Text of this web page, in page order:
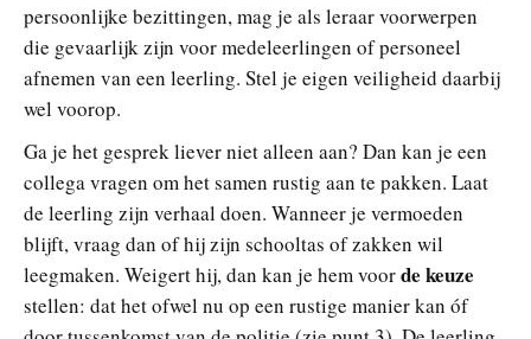
persoonlijke bezittingen, mag je als leraar voorwerpen
die gevaarlijk zijn voor medeleerlingen of personeel
afnemen van een leerling. Stel je eigen veiligheid daarbij
wel voorop.
Ga je het gesprek liever niet alleen aan? Dan kan je een
collega vragen om het samen rustig aan te pakken. Laat
de leerling zijn verhaal doen. Wanneer je vermoeden
blijft, vraag dan of hij zijn schooltas of zakken wil
leegmaken. Weigert hij, dan kan je hem voorde keuze
stellen: dat het ofwel nu op een rustige manier kan óf